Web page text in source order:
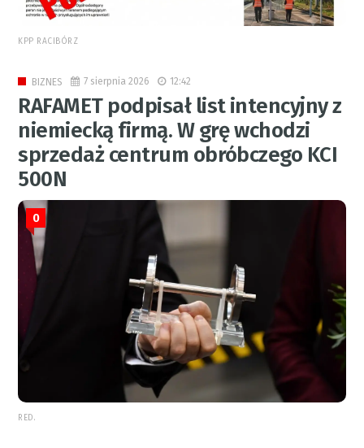
KPP RACIBÓRZ
BIZNES 7 sierpnia 2026 12:42
RAFAMET podpisał list intencyjny z
niemiecką firmą. W grę wchodzi
sprzedaż centrum obróbczego KCI
500N
0
RED.